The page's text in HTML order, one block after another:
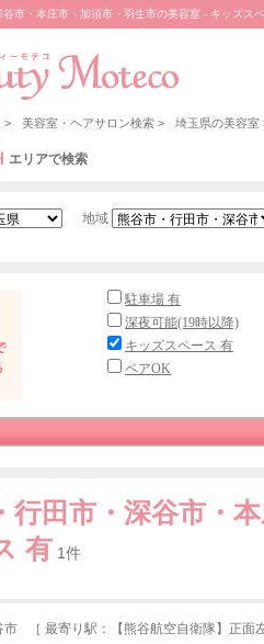
市・本庄市・加須市・羽生市の美容室 - キッズス
> 美容室・ヘアサロン検索 > 埼玉県の美容室
エリアで検索
地域
駐車場 有
深夜可能(19時以降)
キッズスペース 有
ペアOK
行田市・深谷市・
有 1件
市 ［ 最寄り駅：【熊谷航空自衛隊】正面